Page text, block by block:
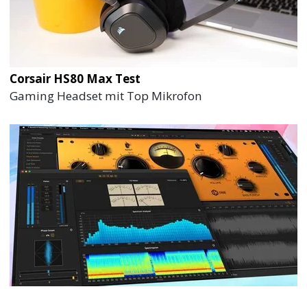
Corsair HS80 Max Test
Gaming Headset mit Top Mikrofon